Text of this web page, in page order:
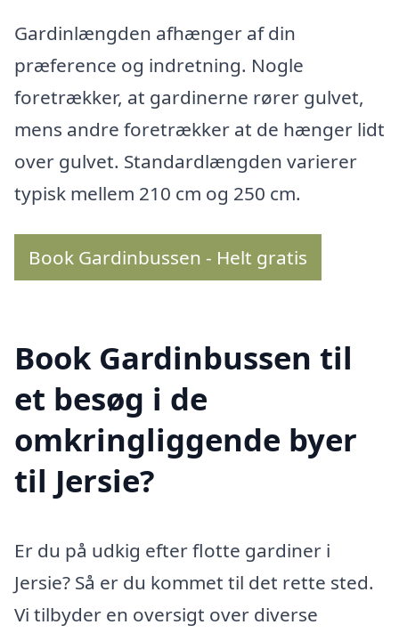
Gardinlængden afhænger af din
præference og indretning. Nogle
foretrækker, at gardinerne rører gulvet,
mens andre foretrækker at de hænger lidt
over gulvet. Standardlængden varierer
typisk mellem 210 cm og 250 cm.
Book Gardinbussen - Helt gratis
Book Gardinbussen til
et besøg i de
omkringliggende byer
til Jersie?
Er du på udkig efter flotte gardiner i
Jersie? Så er du kommet til det rette sted.
Vi tilbyder en oversigt over diverse